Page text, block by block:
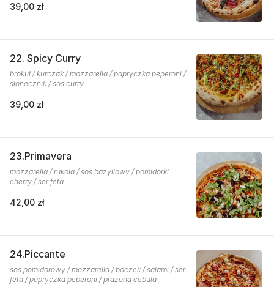
39,00 zł
22. Spicy Curry
brokuł / kurczak / mozzarella / papryczka peperoni /
słonecznik / sos curry
39,00 zł
23.Primavera
mozzarella / rukola / sos bazyliowy / pomidorki
cherry / ser feta
42,00 zł
24.Piccante
sos pomidorowy / mozzarella / boczek / salami / ser
feta / papryczka peperoni / prażona cebula